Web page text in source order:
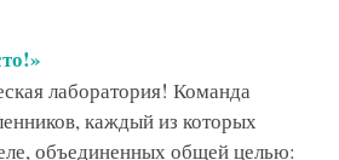
лаборатория! Команда
каждый из которых
объединенных общей целью: